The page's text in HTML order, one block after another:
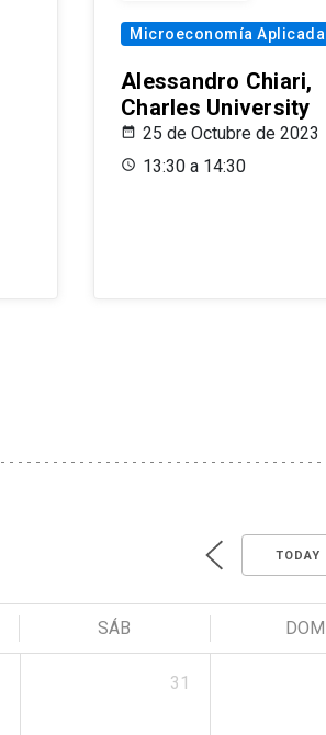
Microeconomía Aplicada
Alessandro Chiari,
Charles University
25 de Octubre de 2023
13:30 a 14:30
TODAY
SÁB DOM
31